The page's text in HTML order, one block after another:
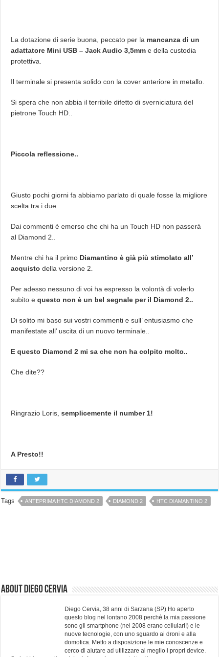
La dotazione di serie buona, peccato per la mancanza di un
adattatore Mini USB – Jack Audio 3,5mm e della custodia
protettiva.
Il terminale si presenta solido con la cover anteriore in metallo.
Si spera che non abbia il terribile difetto di sverniciatura del
pietrone Touch HD..
Piccola reflessione..
Giusto pochi giorni fa abbiamo parlato di quale fosse la migliore
scelta tra i due..
Dai commenti è emerso che chi ha un Touch HD non passerà
al Diamond 2..
Mentre chi ha il primo Diamantino è già più stimolato all’
acquisto della versione 2.
Per adesso nessuno di voi ha espresso la volontà di volerlo
subito equesto non è un bel segnale per il Diamond 2..
Di solito mi baso sui vostri commenti e sull’ entusiasmo che
manifestate all’ uscita di un nuovo terminale..
E questo Diamond 2 mi sa che non ha colpito molto..
Che dite??
Ringrazio Loris, semplicemente il number 1!
A Presto!!
Tags ANTEPRIMA HTC DIAMOND 2 DIAMOND 2 HTC DIAMANTINO 2
About Diego Cervia
Diego Cervia, 38 anni di Sarzana (SP) Ho aperto
questo blog nel lontano 2008 perchè la mia passione
sono gli smartphone (nel 2008 erano cellulari!) e le
nuove tecnologie, con uno sguardo ai droni e alla
domotica. Metto a disposizione le mie conoscenze e
cerco di aiutare ad utilizzare al meglio i propri device.